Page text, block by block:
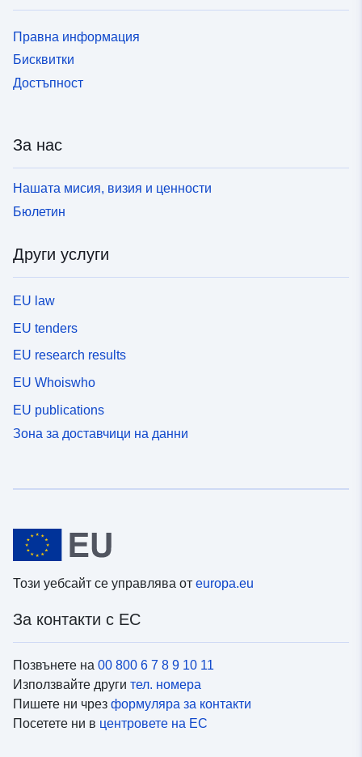
Правна информация
Бисквитки
Достъпност
За нас
Нашата мисия, визия и ценности
Бюлетин
Други услуги
EU law
EU tenders
EU research results
EU Whoiswho
EU publications
Зона за доставчици на данни
Този уебсайт се управлява от europa.eu
За контакти с ЕС
Позвънете на 00 800 6 7 8 9 10 11
Използвайте други тел. номера
Пишете ни чрез формуляра за контакти
Посетете ни в центровете на ЕС